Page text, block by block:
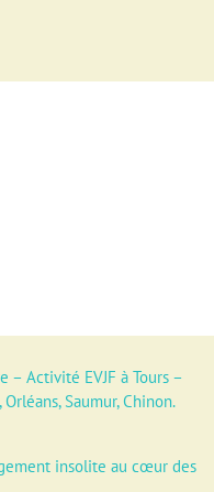
– Activité EVJF à Tours–
Saumur, Chinon.
insolite au cœur des